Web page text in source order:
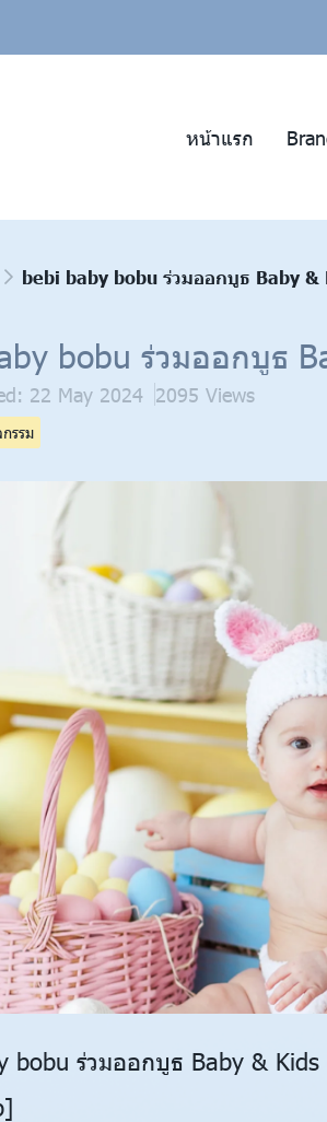
หน้าแรก
bebi baby bobu ร่วมออกบูธ Baby &
bobu ร่วมออกบูธ
22 May 2024 2095 Views
รรม
bobu ร่วมออกบูธ Baby & Kids